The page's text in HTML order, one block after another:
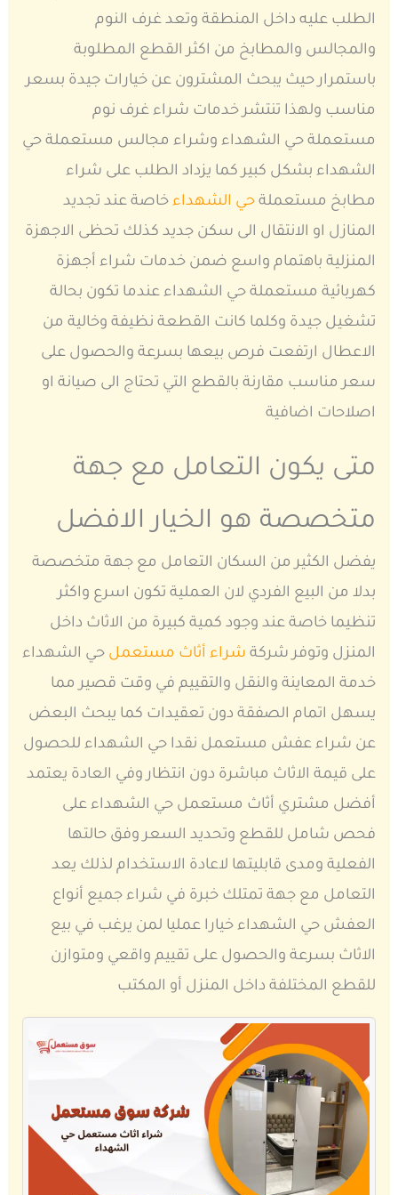
الطلب عليه داخل المنطقة وتعد غرف النوم
والمجالس والمطابخ من اكثر القطع المطلوبة
باستمرار حيث يبحث المشترون عن خيارات جيدة بسعر
مناسب ولهذا تنتشر خدمات شراء غرف نوم
مستعملة حي الشهداء وشراء مجالس مستعملة حي
الشهداء بشكل كبير كما يزداد الطلب على شراء
مطابخ مستعملة حي الشهداءخاصة عند تجديد
المنازل او الانتقال الى سكن جديد كذلك تحظى الاجهزة
المنزلية باهتمام واسع ضمن خدمات شراء أجهزة
كهربائية مستعملة حي الشهداء عندما تكون بحالة
تشغيل جيدة وكلما كانت القطعة نظيفة وخالية من
الاعطال ارتفعت فرص بيعها بسرعة والحصول على
سعر مناسب مقارنة بالقطع التي تحتاج الى صيانة او
اصلاحات اضافية
متى يكون التعامل مع جهة
متخصصة هو الخيار الافضل
يفضل الكثير من السكان التعامل مع جهة متخصصة
بدلا من البيع الفردي لان العملية تكون اسرع واكثر
تنظيما خاصة عند وجود كمية كبيرة من الاثاث داخل
المنزل وتوفر شركة شراء أثاث مستعمل حي الشهداء
خدمة المعاينة والنقل والتقييم في وقت قصير مما
يسهل اتمام الصفقة دون تعقيدات كما يبحث البعض
عن شراء عفش مستعمل نقدا حي الشهداء للحصول
على قيمة الاثاث مباشرة دون انتظار وفي العادة يعتمد
أفضل مشتري أثاث مستعمل حي الشهداء على
فحص شامل للقطع وتحديد السعر وفق حالتها
الفعلية ومدى قابليتها لاعادة الاستخدام لذلك يعد
التعامل مع جهة تمتلك خبرة في شراء جميع أنواع
العفش حي الشهداء خيارا عمليا لمن يرغب في بيع
الاثاث بسرعة والحصول على تقييم واقعي ومتوازن
للقطع المختلفة داخل المنزل أو المكتب